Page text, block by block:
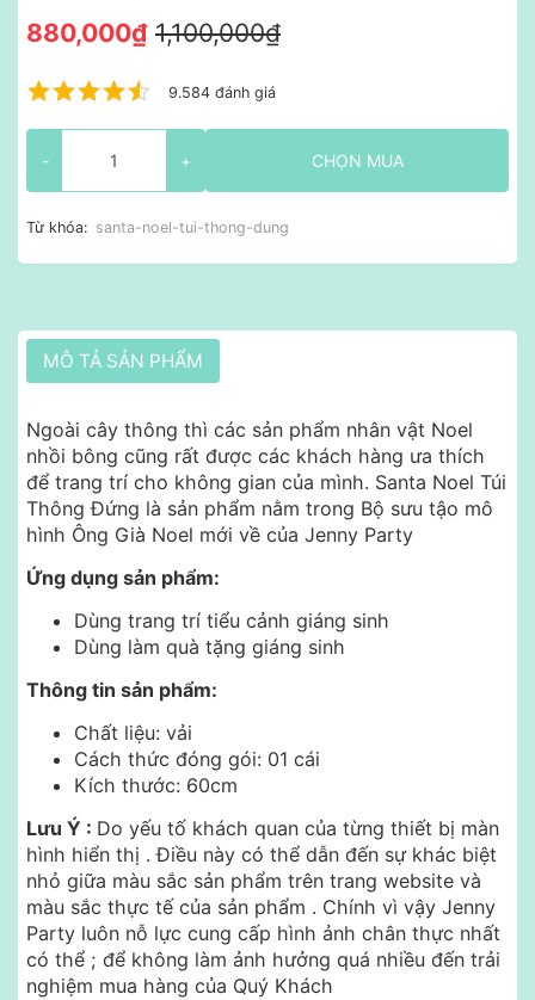
880,000₫ 1,100,000₫
9.584 đánh giá
- + CHỌN MUA
Từ khóa: santa-noel-tui-thong-dung
MÔ TẢ SẢN PHẨM
Ngoài cây thông thì các sản phẩm nhân vật Noel
nhồi bông cũng rất được các khách hàng ưa thích
để trang trí cho không gian của mình. Santa Noel Túi
Thông Đứng là sản phẩm nằm trong Bộ sưu tậo mô
hình Ông Già Noel mới về của Jenny Party
Ứng dụng sản phẩm:
Dùng trang trí tiểu cảnh giáng sinh
Dùng làm quà tặng giáng sinh
Thông tin sản phẩm:
Chất liệu: vải
Cách thức đóng gói: 01 cái
Kích thước: 60cm
Lưu Ý : Do yếu tố khách quan của từng thiết bị màn
hình hiển thị . Điều này có thể dẫn đến sự khác biệt
nhỏ giữa màu sắc sản phẩm trên trang website và
màu sắc thực tế của sản phẩm . Chính vì vậy Jenny
Party luôn nỗ lực cung cấp hình ảnh chân thực nhất
có thể ; để không làm ảnh hưởng quá nhiều đến trải
nghiệm mua hàng của Quý Khách